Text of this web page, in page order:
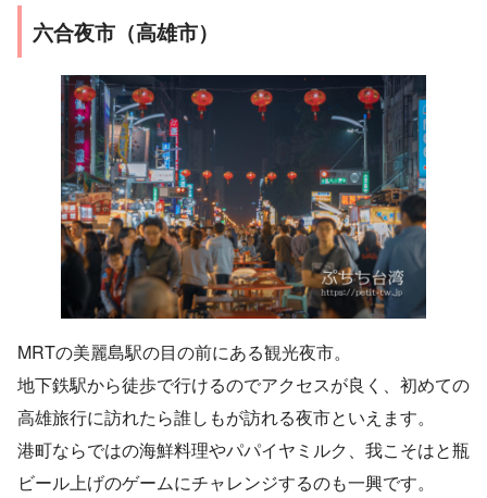
六合夜市（高雄市）
MRTの美麗島駅の目の前にある観光夜市。
地下鉄駅から徒歩で行けるのでアクセスが良く、初めての
高雄旅行に訪れたら誰しもが訪れる夜市といえます。
港町ならではの海鮮料理やパパイヤミルク、我こそはと瓶
ビール上げのゲームにチャレンジするのも一興です。